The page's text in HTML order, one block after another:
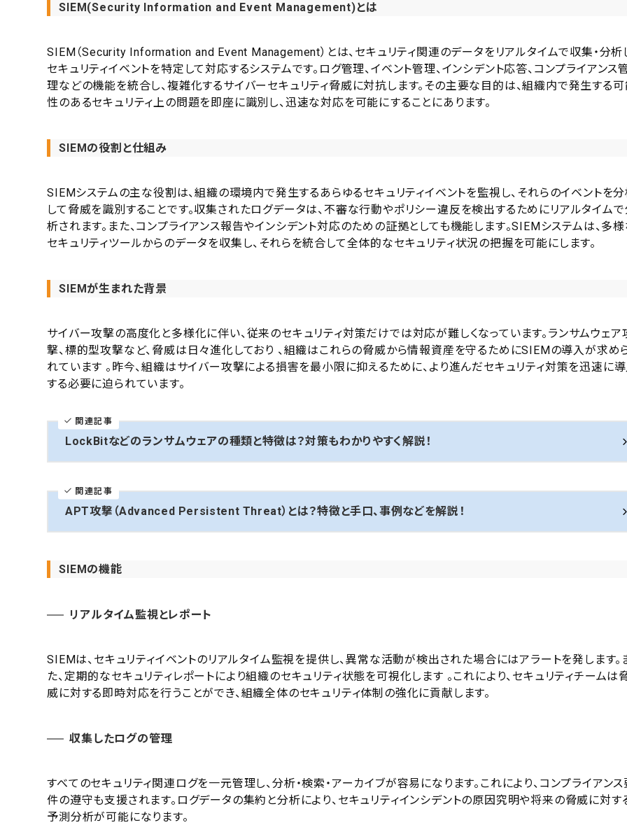
SIEM(Security Information and Event Management)とは
SIEM（Security Information and Event Management）とは、セキュリティ関連のデータをリアルタイムで収集・分析
セキュリティイベントを特定して対応するシステムです。ログ管理、イベント管理、インシデント応答、コンプライアンス
理などの機能を統合し、複雑化するサイバーセキュリティ脅威に対抗します。その主要な目的は、組織内で発生する
性のあるセキュリティ上の問題を即座に識別し、迅速な対応を可能にすることにあります。
SIEMの役割と仕組み
SIEMシステムの主な役割は、組織の環境内で発生するあらゆるセキュリティイベントを監視し、それらのイベントを
して脅威を識別することです。収集されたログデータは、不審な行動やポリシー違反を検出するためにリアルタイム
析されます。また、コンプライアンス報告やインシデント対応のための証拠としても機能します​​。SIEMシステムは、多
セキュリティツールからのデータを収集し、それらを統合して全体的なセキュリティ状況の把握を可能にします。
SIEMが生まれた背景
サイバー攻撃の高度化と多様化に伴い、従来のセキュリティ対策だけでは対応が難しくなっています。ランサムウェア
撃、標的型攻撃など、脅威は日々進化しており 、組織はこれらの脅威から情報資産を守るためにSIEMの導入が求め
れています 。昨今、組織はサイバー攻撃による損害を最小限に抑えるために、より進んだセキュリティ対策を迅速に
する必要に迫られています。
関連記事
LockBitなどのランサムウェアの種類と特徴は？対策もわかりやすく解説！
関連記事
APT攻撃（Advanced Persistent Threat）とは？特徴と手口、事例などを解説！
SIEMの機能
リアルタイム監視とレポート
SIEMは、セキュリティイベントのリアルタイム監視を提供し、異常な活動が検出された場合にはアラートを発します。
た、定期的なセキュリティレポートにより組織のセキュリティ状態を可視化します 。これにより、セキュリティチームは
威に対する即時対応を行うことができ、組織全体のセキュリティ体制の強化に貢献します。
収集したログの管理
すべてのセキュリティ関連ログを一元管理し、分析・検索・アーカイブが容易になります。これにより、コンプライアンス
件の遵守も支援されます。ログデータの集約と分析により、セキュリティインシデントの原因究明や将来の脅威に対す
予測分析が可能になります。